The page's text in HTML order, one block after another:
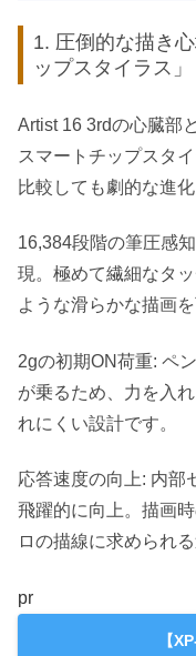
1. 圧倒的な描き
ップスタイラス」
Artist 16 3rdの心臓部
スマートチップスタ
比較しても劇的な進
16,384段階の筆圧感
現。極めて繊細なタ
ような滑らかな描画
2gの初期ON荷重: ペ
が乗るため、力を入
れにくい設計です。
応答速度の向上: 内部
飛躍的に向上。描画
ロの描線に求められ
pr
【